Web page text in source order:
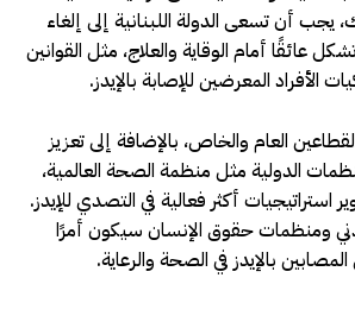
يجب أن تسعى الدولة اللبنانية إلى إلغاء
عائقًا أمام الوقاية والعلاج، مثل القوانين
الأفراد المعرضين للإصابة بالإيدز.
العام والخاص، بالإضافة إلى تعزيز
الدولية مثل منظمة الصحة العالمية،
أكثر فعالية في التصدي للإيدز.
ومنظمات حقوق الإنسان سيكون أمرًا
بالإيدز في الصحة والرعاية.